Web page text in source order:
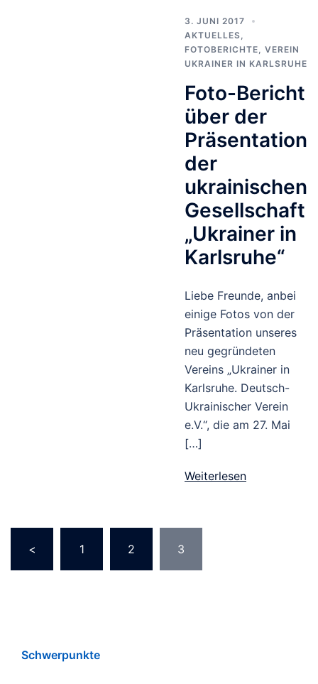
3. JUNI 2017
AKTUELLES
FOTOBERICHTE
VEREIN
UKRAINER IN KARLSRUHE
Foto-Bericht
über der
Präsentation
der
ukrainischen
Gesellschaft
„Ukrainer in
Karlsruhe“
Liebe Freunde, anbei
einige Fotos von der
Präsentation unseres
neu gegründeten
Vereins „Ukrainer in
Karlsruhe. Deutsch-
Ukrainischer Verein
e.V.“, die am 27. Mai
[…]
Weiterlesen
< 1 2 3
Schwerpunkte